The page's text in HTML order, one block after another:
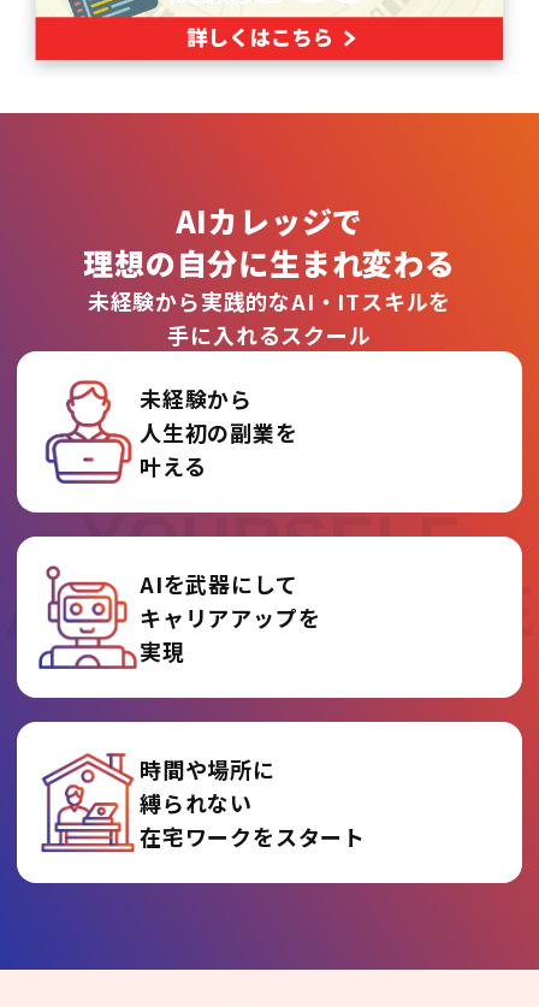
REINVENT
YOURSELF
AT AI COLLEGE
AIカレッジで
理想の自分に生まれ変わる
未経験から実践的なAI・ITスキルを
手に入れるスクール
未経験から
人生初の副業を
叶える
AIを武器にして
キャリアアップを
実現
時間や場所に
縛られない
在宅ワークをスタート